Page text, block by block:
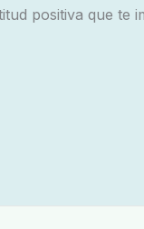
positiva que te